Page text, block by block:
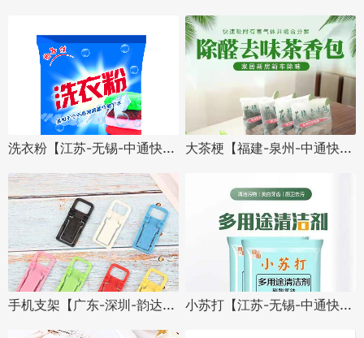
洗衣粉【江苏-无锡-中通快递】 大茶梗【福建-泉州-中通快递】
手机支架【广东-深圳-韵达快递】 小苏打【江苏-无锡-中通快递】